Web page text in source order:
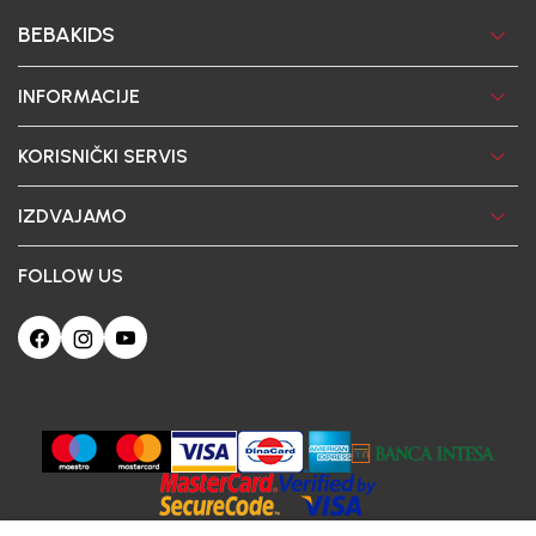
BEBAKIDS
INFORMACIJE
KORISNIČKI SERVIS
IZDVAJAMO
FOLLOW US
Ova web-stranica koristi kolačiće
Poštovani korisniče, naš sajt koristi cookies (kolačiće) u cilju poboljšanja
korisničkog iskustva. Ukoliko nastavite da pregledate i koristite našu Internet